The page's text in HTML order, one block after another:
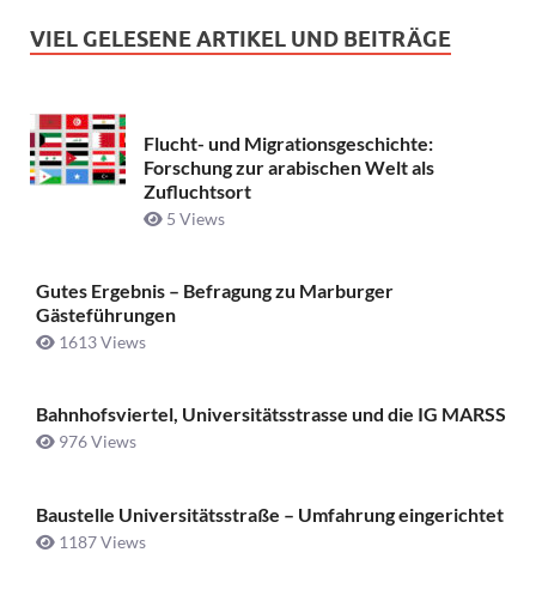
VIEL GELESENE ARTIKEL UND BEITRÄGE
Flucht- und Migrationsgeschichte:
Forschung zur arabischen Welt als
Zufluchtsort
5 Views
Gutes Ergebnis – Befragung zu Marburger
Gästeführungen
1613 Views
Bahnhofsviertel, Universitätsstrasse und die IG MARSS
976 Views
Baustelle Universitätsstraße ­– Umfahrung eingerichtet
1187 Views